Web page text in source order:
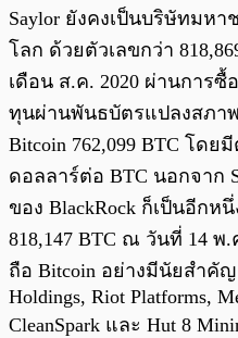
Saylor ยังคงเป็นบริษัทมห
โลก ด้วยตัวเลขกว่า
เดือน ส.ค. 2020 ผ่านการ
ทุนผ่านพันธบัตรแปลงสภาพ
Bitcoin 762,099 BTC โดย
ดอลลาร์ต่อ BTC นอกจาก
ของ BlackRock ก็เป็นอีกห
818,147 BTC ณ วันที่ 14
ถือ Bitcoin อย่างมีนัยสำคัญ
Holdings, Riot Platforms,
CleanSpark และ Hut 8